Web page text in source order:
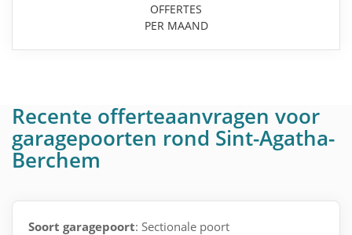
OFFERTES
PER MAAND
Recente offerteaanvragen voor
garagepoorten rond Sint-Agatha-
Berchem
Soort garagepoort: Sectionale poort